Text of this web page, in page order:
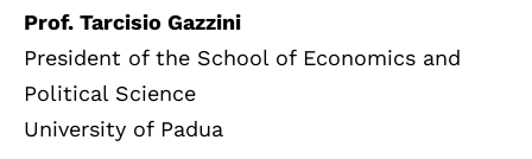
Prof. Tarcisio Gazzini
President of the School of Economics and
Political Science
University of Padua